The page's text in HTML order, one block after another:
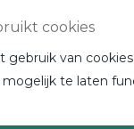
cookies
gebruik van
te laten